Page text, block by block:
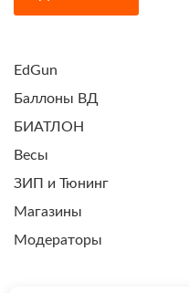
EdGun
Баллоны ВД
БИАТЛОН
Весы
ЗИП и Тюнинг
Магазины
Модераторы